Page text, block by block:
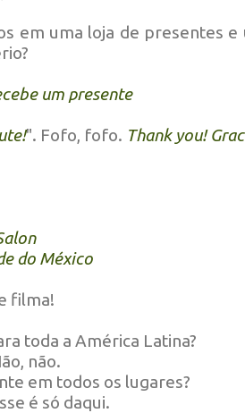
em uma loja de presentes
um presente
". Fofo, fofo. Thank you!
do México
filma!
toda a América Latina?
não.
em todos os lugares?
é só daqui.